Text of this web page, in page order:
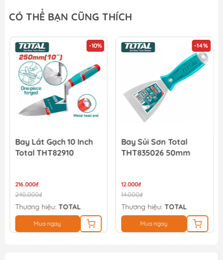
CÓ THỂ BẠN CŨNG THÍCH
-10%
Bay Lát Gạch 10 Inch
Total THT82910
216.000₫
240.000₫
Thương hiệu: TOTAL
Mua ngay
-14%
Bay Sủi Sơn Total
THT835026 50mm
12.000₫
14.000₫
Thương hiệu:TOTAL
Mua ngay